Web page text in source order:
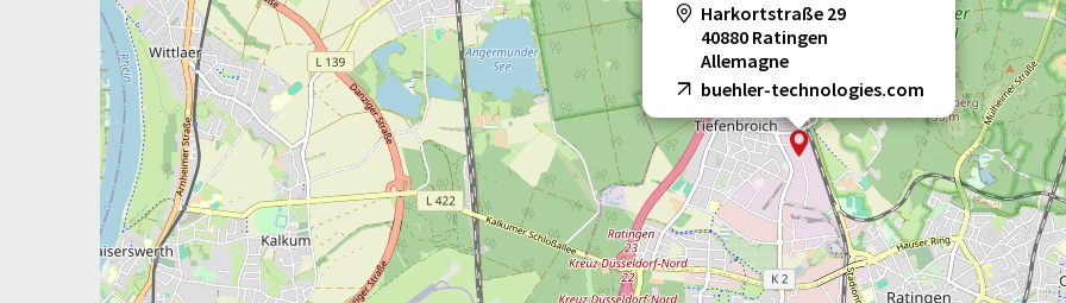
Harkortstraße 29
40880 Ratingen
Allemagne
buehler-technologies.com